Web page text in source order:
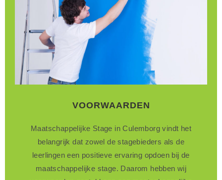
VOORWAARDEN
Maatschappelijke Stage in Culemborg vindt het
belangrijk dat zowel de stagebieders als de
leerlingen een positieve ervaring opdoen bij de
maatschappelijke stage. Daarom hebben wij